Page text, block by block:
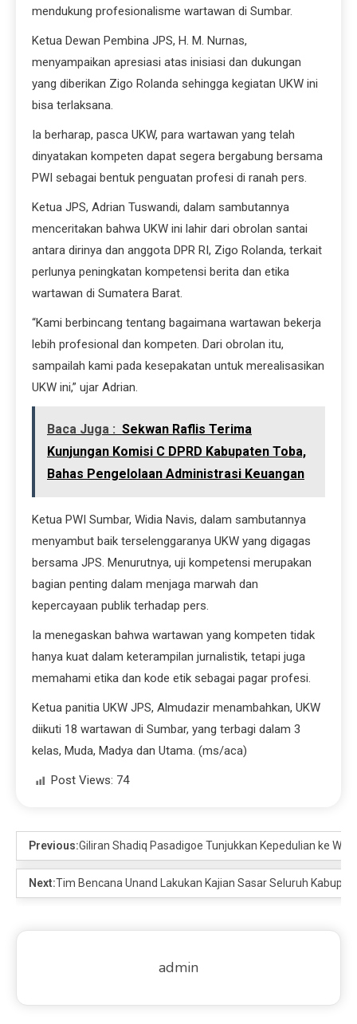
mendukung profesionalisme wartawan di Sumbar.
Ketua Dewan Pembina JPS, H. M. Nurnas,
menyampaikan apresiasi atas inisiasi dan dukungan
yang diberikan Zigo Rolanda sehingga kegiatan UKW ini
bisa terlaksana.
Ia berharap, pasca UKW, para wartawan yang telah
dinyatakan kompeten dapat segera bergabung bersama
PWI sebagai bentuk penguatan profesi di ranah pers.
Ketua JPS, Adrian Tuswandi, dalam sambutannya
menceritakan bahwa UKW ini lahir dari obrolan santai
antara dirinya dan anggota DPR RI, Zigo Rolanda, terkait
perlunya peningkatan kompetensi berita dan etika
wartawan di Sumatera Barat.
“Kami berbincang tentang bagaimana wartawan bekerja
lebih profesional dan kompeten. Dari obrolan itu,
sampailah kami pada kesepakatan untuk merealisasikan
UKW ini,” ujar Adrian.
Baca Juga : Sekwan Raflis Terima
Kunjungan Komisi C DPRD Kabupaten Toba,
Bahas Pengelolaan Administrasi Keuangan
Ketua PWI Sumbar, Widia Navis, dalam sambutannya
menyambut baik terselenggaranya UKW yang digagas
bersama JPS. Menurutnya, uji kompetensi merupakan
bagian penting dalam menjaga marwah dan
kepercayaan publik terhadap pers.
Ia menegaskan bahwa wartawan yang kompeten tidak
hanya kuat dalam keterampilan jurnalistik, tetapi juga
memahami etika dan kode etik sebagai pagar profesi.
Ketua panitia UKW JPS, Almudazir menambahkan, UKW
diikuti 18 wartawan di Sumbar, yang terbagi dalam 3
kelas, Muda, Madya dan Utama. (ms/aca)
Post Views: 74
Previous:Giliran Shadiq Pasadigoe Tunjukkan Kepedulian ke
Next:Tim Bencana Unand Lakukan Kajian Sasar Seluruh
admin